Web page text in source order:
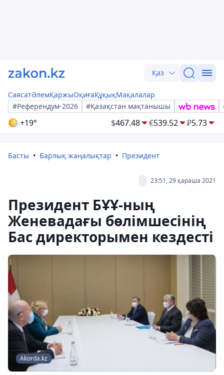
Қаз
СаясатӘлемҚаржыОқиғаҚұқықМақалалар
#Референдум-2026
#Қазақстан мақтанышы
+19° $467.48 €539.52 ₽5.73
Басты Барлық жаңалықтар Президент
23:51, 29 қараша 2021
Президент БҰҰ-ның
Женевадағы бөлімшесінің
Бас директорымен кездесті
Akorda.kz